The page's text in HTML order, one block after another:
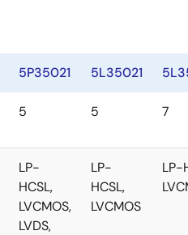
5P35021 5L35021
5 5 7
LP-
HCSL,
LVCMOS,
LVDS,
LP-
HCSL,
LVCMOS
LP-